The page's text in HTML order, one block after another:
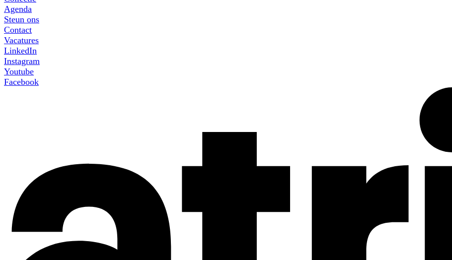
Agenda
Steun ons
Contact
Vacatures
LinkedIn
Instagram
Youtube
Facebook